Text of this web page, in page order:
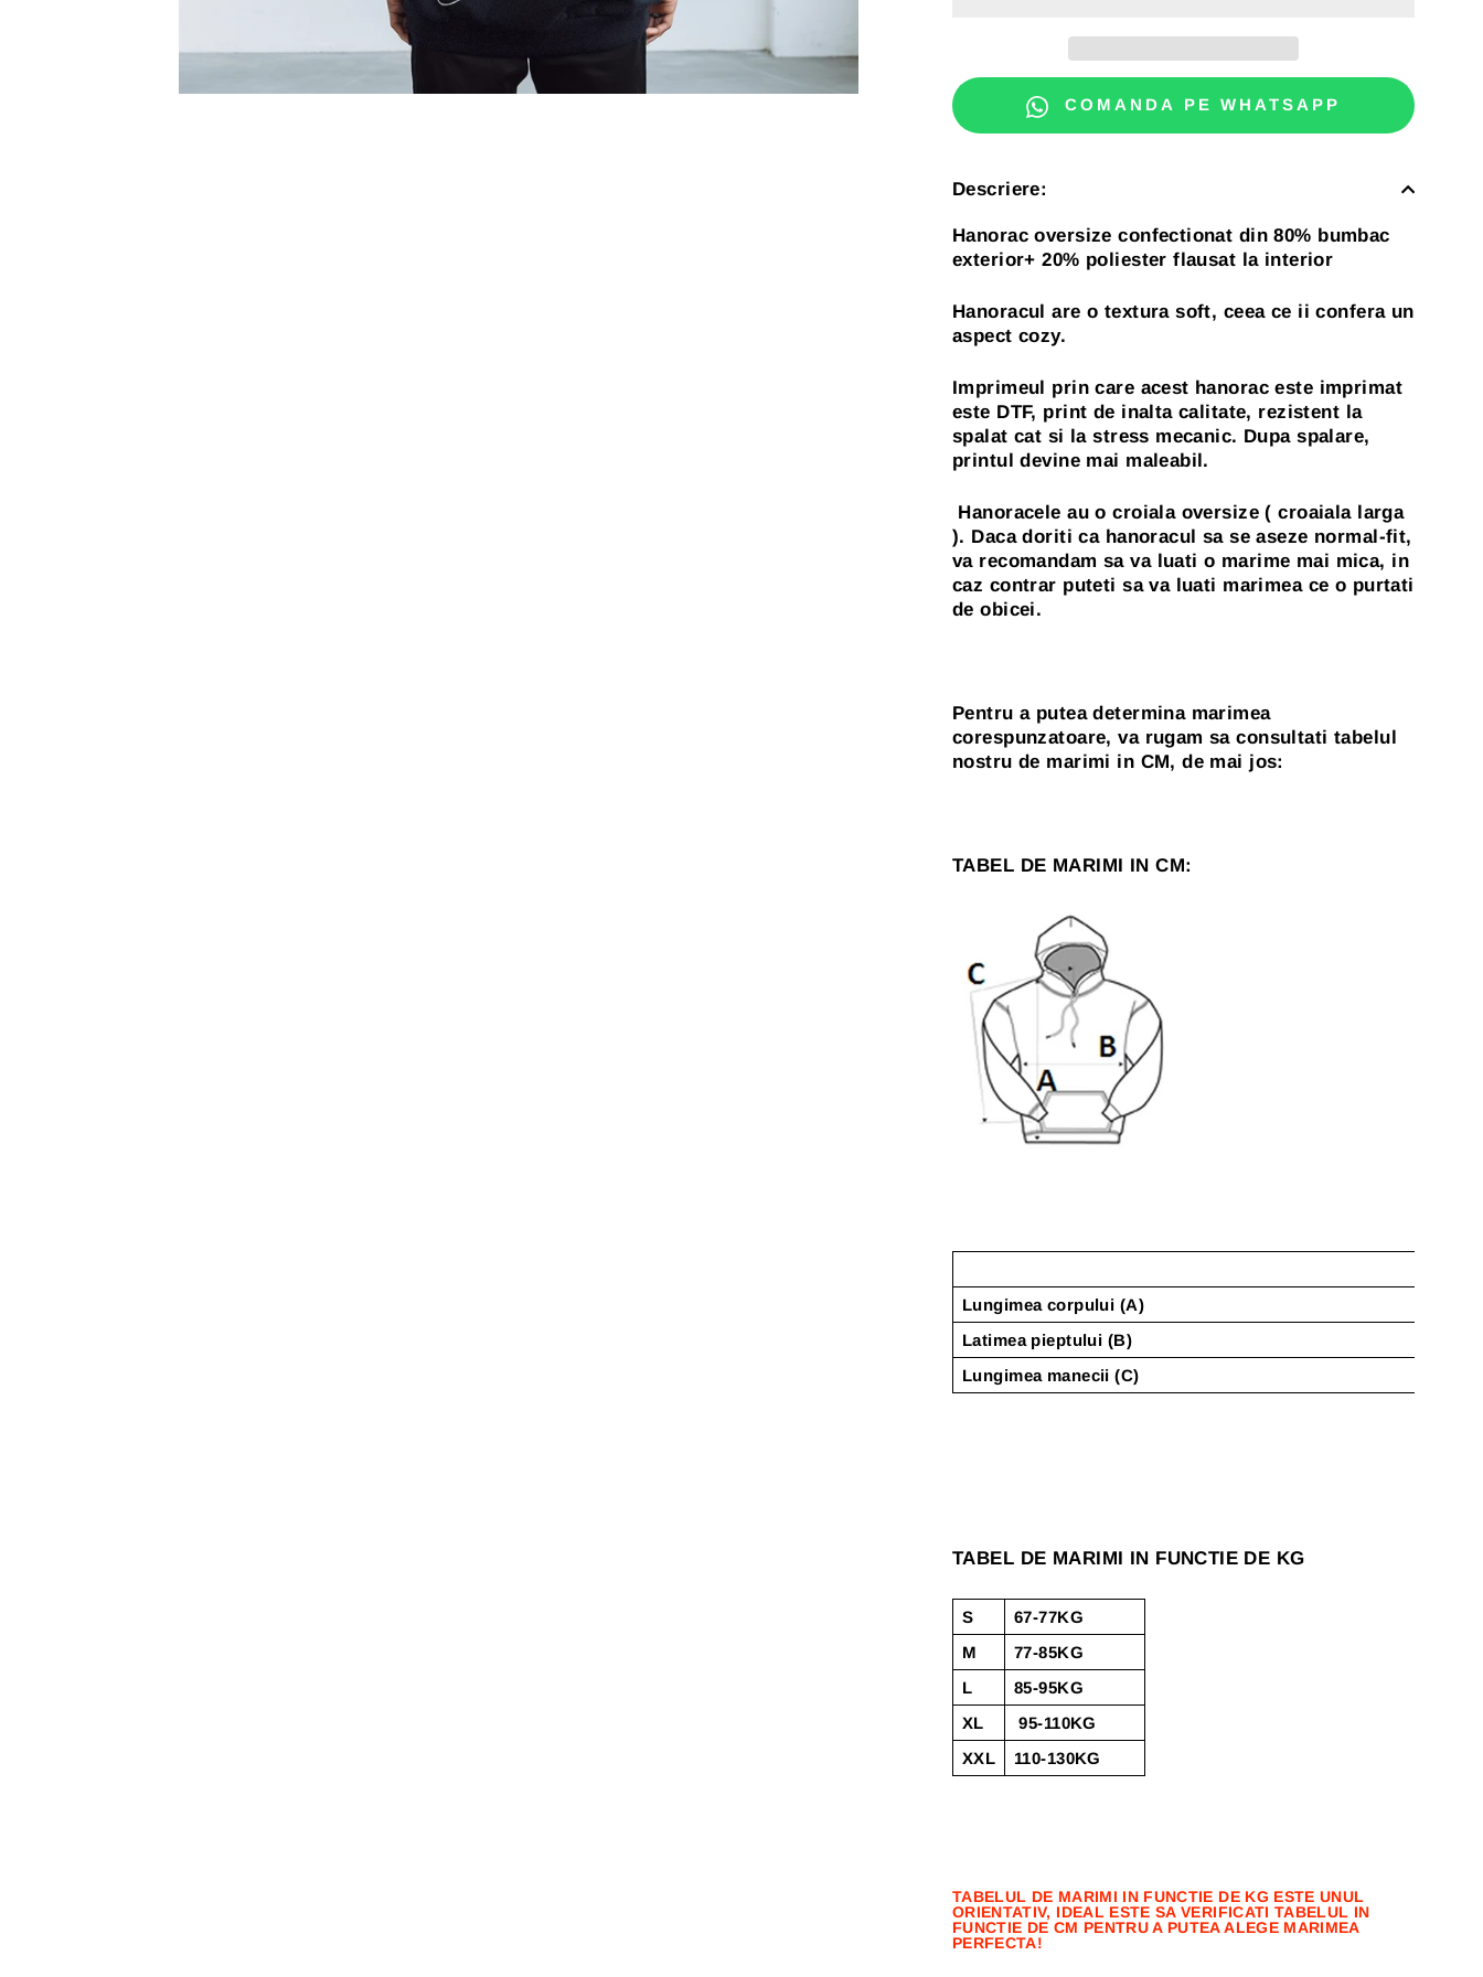
COMANDA PE WHATSAPP
Descriere:
Hanorac oversize confectionat din 80% bumbac
exterior+ 20% poliester flausat la interior
Hanoracul are o textura soft, ceea ce ii confera un
aspect cozy.
Imprimeul prin care acest hanorac este imprimat
este DTF, print de inalta calitate, rezistent la
spalat cat si la stress mecanic. Dupa spalare,
printul devine mai maleabil.
Hanoracele au o croiala oversize ( croaiala larga
). Daca doriti ca hanoracul sa se aseze normal-fit,
va recomandam sa va luati o marime mai mica, in
caz contrar puteti sa va luati marimea ce o purtati
de obicei.
Pentru a putea determina marimea
corespunzatoare, va rugam sa consultati tabelul
nostru de marimi in CM, de mai jos:
TABEL DE MARIMI IN CM:
Lungimea corpului (A)
Latimea pieptului (B)
Lungimea manecii (C)
TABEL DE MARIMI IN FUNCTIE DE KG
S
67-77KG
M
77-85KG
L
85-95KG
XL
95-110KG
XXL
110-130KG
TABELUL DE MARIMI IN FUNCTIE DE KG ESTE UNUL
ORIENTATIV, IDEAL ESTE SA VERIFICATI TABELUL IN
FUNCTIE DE CM PENTRU A PUTEA ALEGE MARIMEA
PERFECTA!